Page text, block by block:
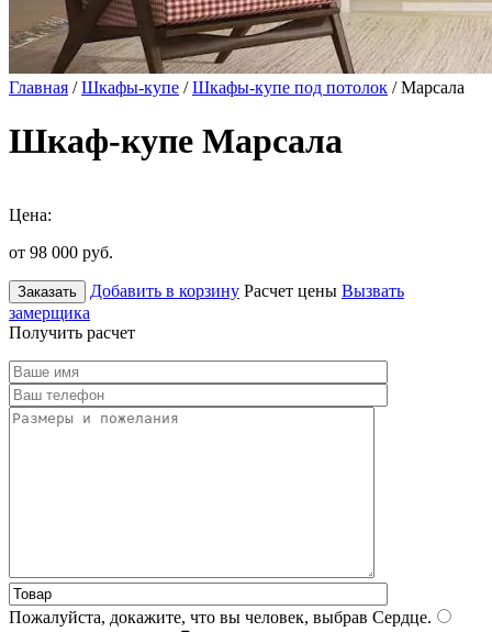
Главная /Шкафы-купе /Шкафы-купе под потолок / Марсала
Шкаф-купе Марсала
Цена:
от 98 000 руб.
Заказать Добавить в корзину Расчет цены Вызвать
замерщика
Получить расчет
Пожалуйста, докажите, что вы человек, выбрав Сердце.